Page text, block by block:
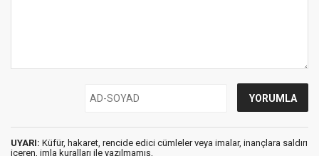
UYARI: Küfür, hakaret, rencide edici cümleler veya imalar, inançlara saldırı
içeren, imla kuralları ile yazılmamış,